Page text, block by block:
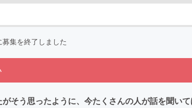
募集を終了しました
そう思ったように、今たくさんの人が話を聞い